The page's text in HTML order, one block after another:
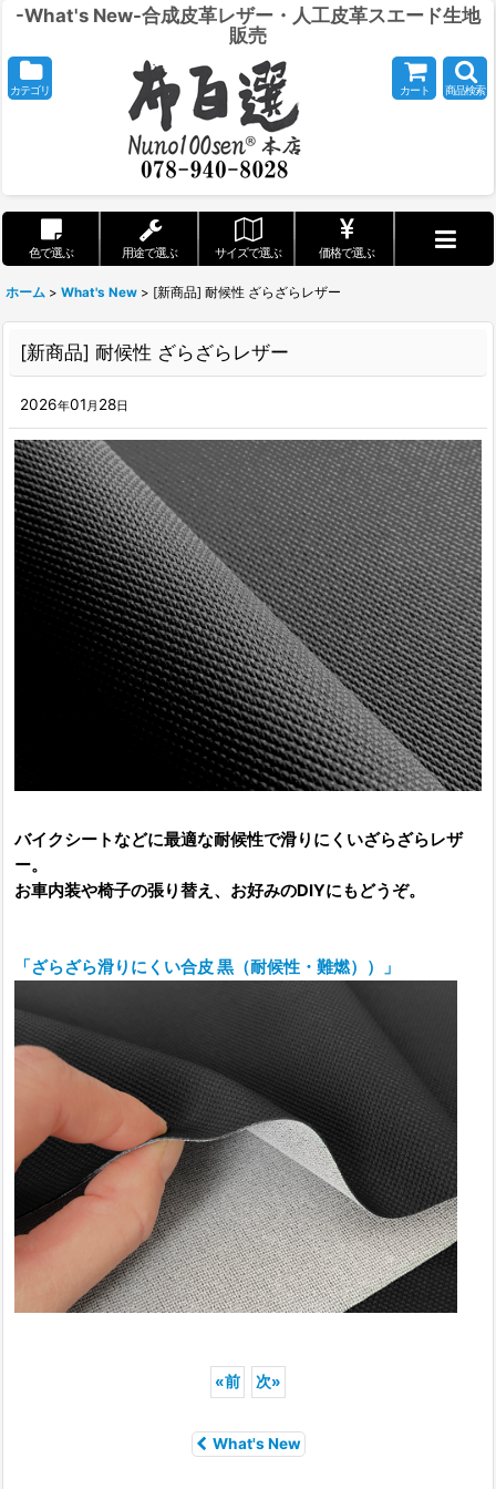
-What's New-合成皮革レザー・人工皮革スエード生地
販売
カテゴリ カート 商品検索
色で選ぶ 用途で選ぶ サイズで選ぶ 価格で選ぶ
ホーム > What's New > [新商品] 耐候性 ざらざらレザー
[新商品] 耐候性 ざらざらレザー
2026年01 月 28日
バイクシートなどに最適な耐候性で滑りにくいざらざらレザ
ー。
お車内装や椅子の張り替え、お好みのDIYにもどうぞ。
「ざらざら滑りにくい合皮 黒（耐候性・難燃））」
«前 次»
What's New